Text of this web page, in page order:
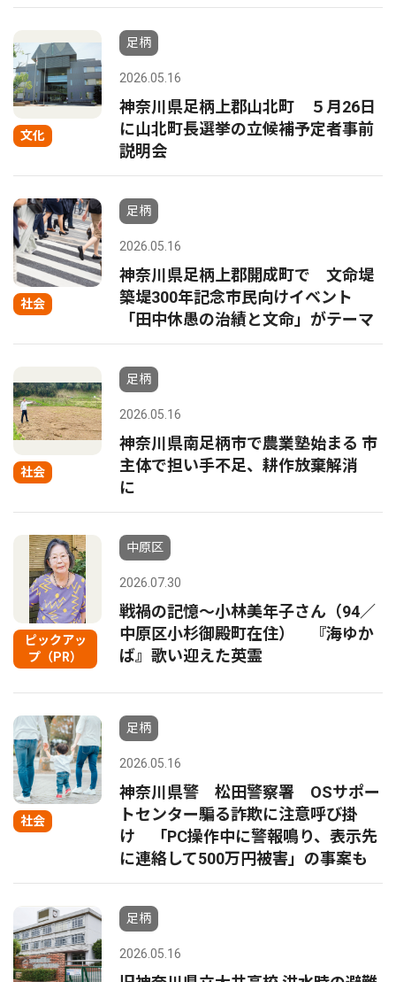
文化
足柄
2026.05.16
神奈川県足柄上郡山北町 ５月26日
に山北町長選挙の立候補予定者事前
説明会
社会
足柄
2026.05.16
神奈川県足柄上郡開成町で 文命堤
築堤300年記念市民向けイベント
「田中休愚の治績と文命」がテーマ
社会
足柄
2026.05.16
神奈川県南足柄市で農業塾始まる 市
主体で担い手不足、耕作放棄解消
に
ピックアッ
プ（PR）
中原区
2026.07.30
戦禍の記憶〜小林美年子さん（94／
中原区小杉御殿町在住） 『海ゆか
ば』歌い迎えた英霊
社会
足柄
2026.05.16
神奈川県警 松田警察署 OSサポー
トセンター騙る詐欺に注意呼び掛
け 「PC操作中に警報鳴り、表示先
に連絡して500万円被害」の事案も
足柄
2026.05.16